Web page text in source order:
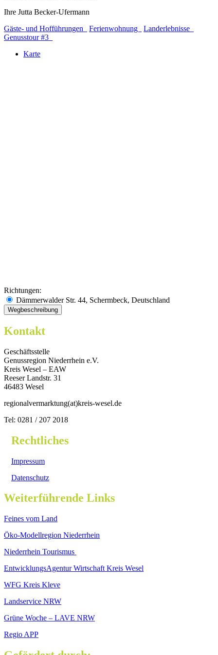
Ihre Jutta Becker-Ufermann
Gäste- und Hofführungen
Ferienwohnung
Landerlebnisse
Genusstour #3
Karte
Richtungen:
Dämmerwalder Str. 44, Schermbeck, Deutschland
Kontakt
Geschäftsstelle
Genussregion Niederrhein e.V.
Kreis Wesel – EAW
Reeser Landstr. 31
46483 Wesel
regionalvermarktung(at)kreis-wesel.de
Tel: 0281 / 207 2018
Rechtliches
Impressum
Datenschutz
Weiterführende Links
Feines vom Land
Öko-Modellregion Niederrhein
Niederrhein Tourismus
EntwicklungsAgentur Wirtschaft Kreis Wesel
WFG Kreis Kleve
Landservice NRW
Grüne Woche – LAVE NRW
Regio APP